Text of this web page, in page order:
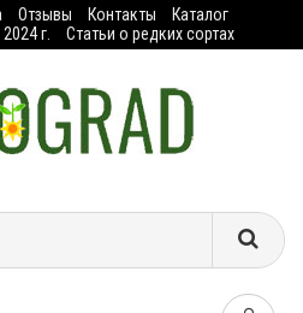
Отзывы Контакты
Каталог
г. Статьи о редких сортах